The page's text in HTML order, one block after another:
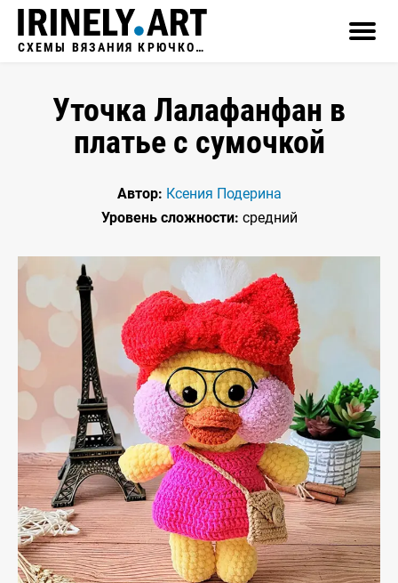
СХЕМЫ ВЯЗАНИЯ КРЮЧКОМ
Уточка Лалафанфан в
платье с сумочкой
Автор: Ксения Подерина
Уровень сложности: средний